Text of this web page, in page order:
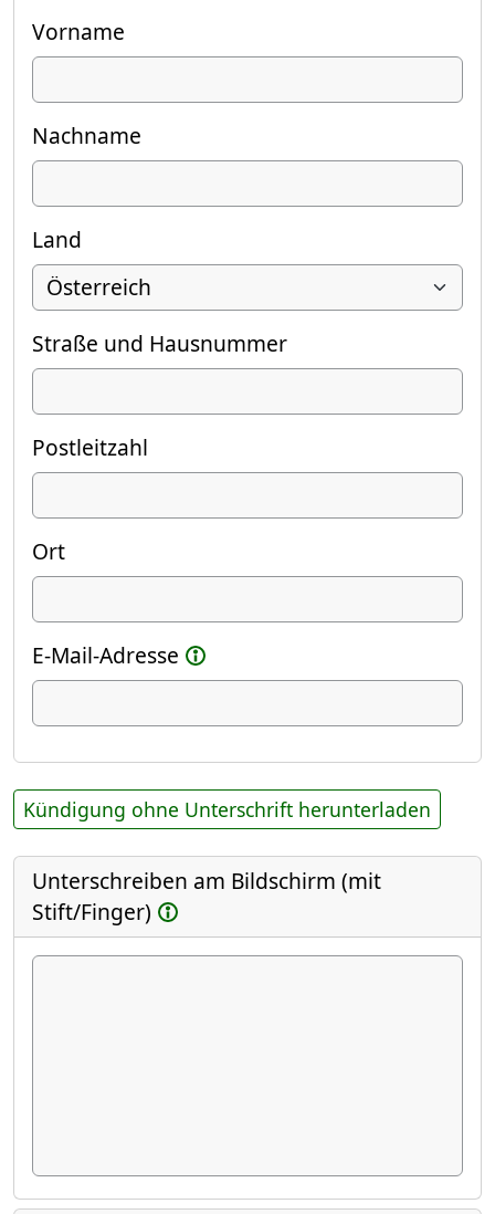
Vorname
Nachname
Land
Straße und Hausnummer
Postleitzahl
Ort
E-Mail-Adresse
Kündigung ohne Unterschrift herunterladen
Unterschreiben am Bildschirm (mit
Stift/Finger)